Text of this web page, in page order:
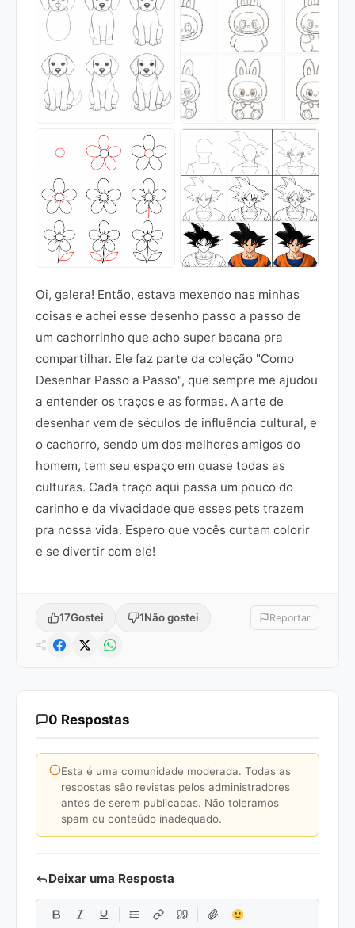
Oi, galera! Então, estava mexendo nas minhas
coisas e achei esse desenho passo a passo de
um cachorrinho que acho super bacana pra
compartilhar. Ele faz parte da coleção "Como
Desenhar Passo a Passo", que sempre me ajudou
a entender os traços e as formas. A arte de
desenhar vem de séculos de influência cultural, e
o cachorro, sendo um dos melhores amigos do
homem, tem seu espaço em quase todas as
culturas. Cada traço aqui passa um pouco do
carinho e da vivacidade que esses pets trazem
pra nossa vida. Espero que vocês curtam colorir
e se divertir com ele!
17Gostei 1Não gostei Reportar
0 Respostas
Esta é uma comunidade moderada. Todas as
respostas são revistas pelos administradores
antes de serem publicadas. Não toleramos
spam ou conteúdo inadequado.
Deixar uma Resposta